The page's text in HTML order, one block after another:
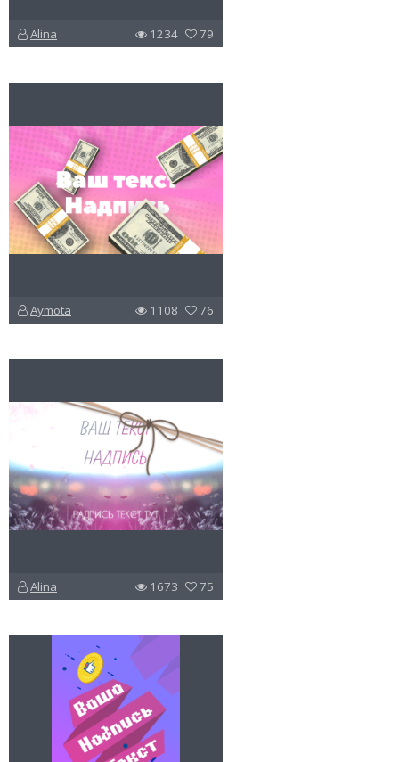
u Alina v 1234 l 79
u Aymota v 1108 l 76
u Alina v 1673 l 75